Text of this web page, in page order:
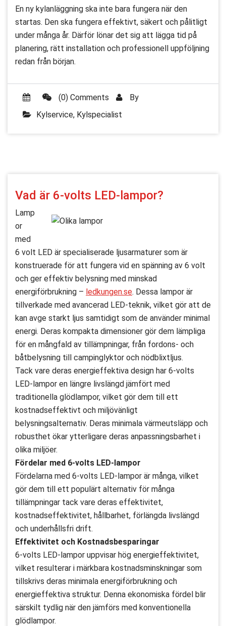
En ny kylanläggning ska inte bara fungera när den
startas. Den ska fungera effektivt, säkert och pålitligt
under många år. Därför lönar det sig att lägga tid på
planering, rätt installation och professionell uppföljning
redan från början.
(0) Comments
By
Kylservice, Kylspecialist
Vad är 6-volts LED-lampor?
Lamp
or
med
6 volt LED är specialiserade ljusarmaturer som är
konstruerade för att fungera vid en spänning av 6 volt
och ger effektiv belysning med minskad
energiförbrukning – ledkungen.se. Dessa lampor är
tillverkade med avancerad LED-teknik, vilket gör att de
kan avge starkt ljus samtidigt som de använder minimal
energi. Deras kompakta dimensioner gör dem lämpliga
för en mångfald av tillämpningar, från fordons- och
båtbelysning till campinglyktor och nödblixtljus.
Tack vare deras energieffektiva design har 6-volts
LED-lampor en längre livslängd jämfört med
traditionella glödlampor, vilket gör dem till ett
kostnadseffektivt och miljövänligt
belysningsalternativ. Deras minimala värmeutsläpp och
robusthet ökar ytterligare deras anpassningsbarhet i
olika miljöer.
Fördelar med 6-volts LED-lampor
Fördelarna med 6-volts LED-lampor är många, vilket
gör dem till ett populärt alternativ för många
tillämpningar tack vare deras effektivitet,
kostnadseffektivitet, hållbarhet, förlängda livslängd
och underhållsfri drift.
Effektivitet och Kostnadsbesparingar
6-volts LED-lampor uppvisar hög energieffektivitet,
vilket resulterar i märkbara kostnadsminskningar som
tillskrivs deras minimala energiförbrukning och
energieffektiva struktur. Denna ekonomiska fördel blir
särskilt tydlig när den jämförs med konventionella
glödlampor.